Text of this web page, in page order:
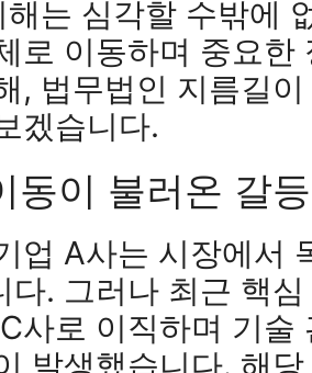
는 심각할 수밖에
로 이동하며 중요한
, 법무법인 지름길
겠습니다.
동이 불러온 갈등
업 A사는 시장에서
다. 그러나 최근 핵
사로 이직하며 기술
발생했습니다. 해